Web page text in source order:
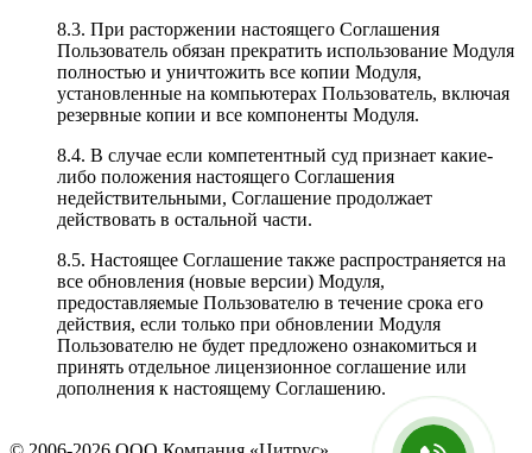
8.3. При расторжении настоящего Соглашения
Пользователь обязан прекратить использование Модуля
полностью и уничтожить все копии Модуля,
установленные на компьютерах Пользователь, включая
резервные копии и все компоненты Модуля.
8.4. В случае если компетентный суд признает какие-
либо положения настоящего Соглашения
недействительными, Соглашение продолжает
действовать в остальной части.
8.5. Настоящее Соглашение также распространяется на
все обновления (новые версии) Модуля,
предоставляемые Пользователю в течение срока его
действия, если только при обновлении Модуля
Пользователю не будет предложено ознакомиться и
принять отдельное лицензионное соглашение или
дополнения к настоящему Соглашению.